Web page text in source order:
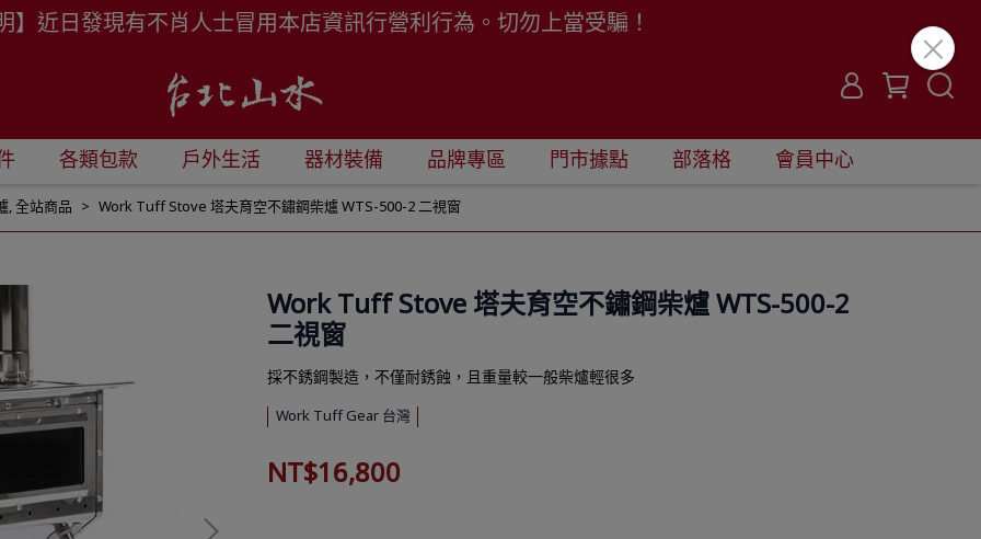
】近日發現有不肖人士冒用本店資訊行營利行為。切勿上當受騙！
各類包款 戶外生活 器材裝備 品牌專區 門市據點 部落格 會員中心
,全站商品 Work Tuff Stove 塔夫育空不鏽鋼柴爐 WTS-500-2 二視窗
Work Tuff Stove 塔夫育空不鏽鋼柴爐 WTS-500-2
二視窗
採不銹鋼製造，不僅耐銹蝕，且重量較一般柴爐輕很多
Work Tuff Gear 台灣
NT$16,800